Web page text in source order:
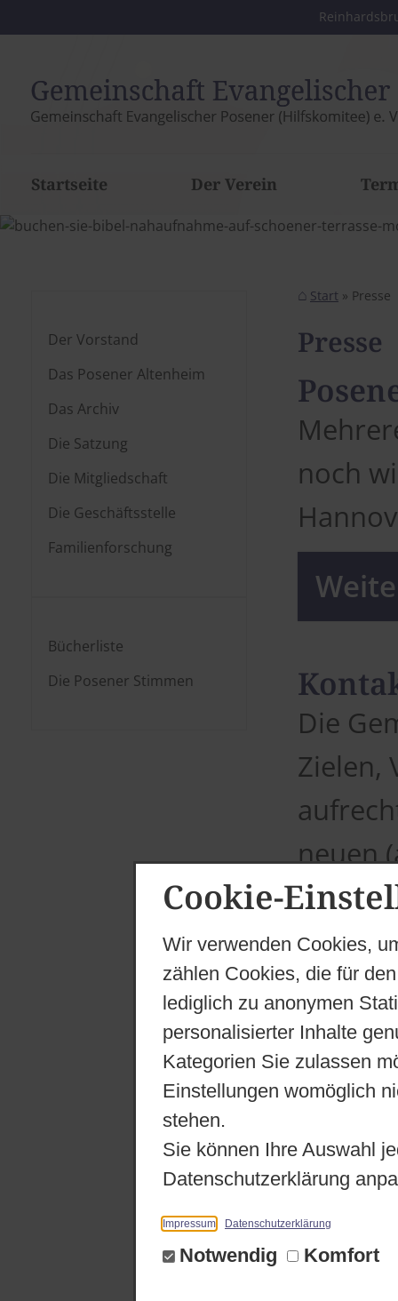
Cookie-
Wir verwenden Cookies,
zählen Cookies, die für
lediglich zu anonymen
personalisierter Inhalte
Kategorien Sie zulassen
Einstellungen womöglich
stehen.
Sie können Ihre Auswahl
Datenschutzerklärung
Impressum Datenschutzerklärung
Notwendig Komfort
Startseite Der Verein
Der Vorstand
Das Posener Altenheim
Das Archiv
Die Satzung
Die Mitgliedschaft
Die Geschäftsstelle
Familienforschung
Bücherliste
Die Posener Stimmen
Start Presse
Presse
noch
Die
Zielen,
neuen
Kotas
Pastor